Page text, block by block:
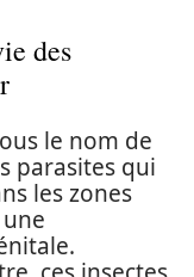
des
le nom de
parasites qui
les zones